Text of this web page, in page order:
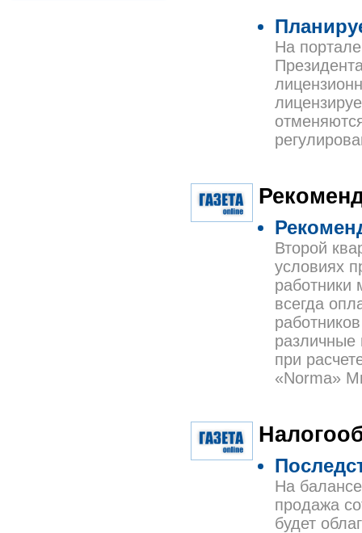
На
Второй
условиях
работники
всегда
различные
при
«Norma»
На
продажа
будет